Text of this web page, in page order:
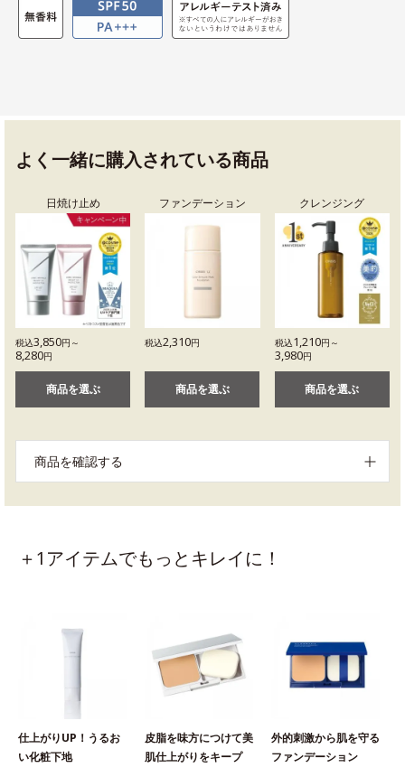
よく一緒に購入されている商品
日焼け止め
税込3,850円～
8,280円
商品を選ぶ
ファンデーション
税込2,310円
商品を選ぶ
クレンジング
税込1,210円～
3,980円
商品を選ぶ
商品を確認する
＋1アイテムでもっとキレイに！
仕上がりUP！うるお
い化粧下地
皮脂を味方につけて美
肌仕上がりをキープ
外的刺激から肌を守る
ファンデーション